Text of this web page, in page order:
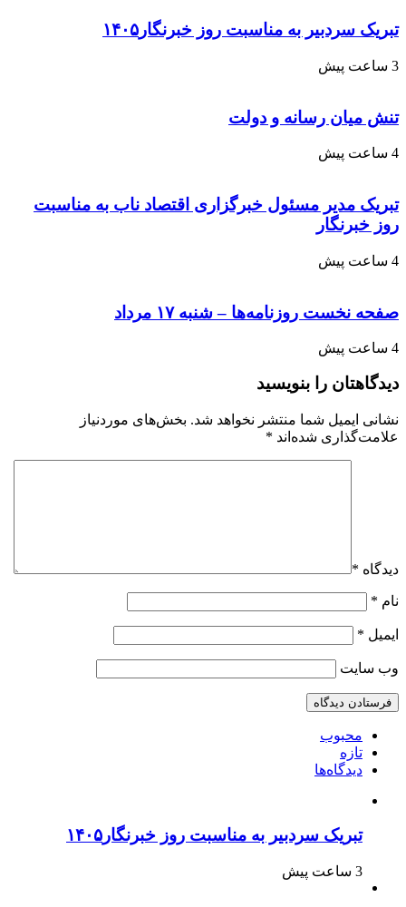
تبریک سردبیر به مناسبت روز خبرنگار۱۴۰۵
3 ساعت پیش
تنش میان رسانه و دولت
4 ساعت پیش
تبریک مدیر مسئول خبرگزاری اقتصاد ناب به مناسبت
روز خبرنگار
4 ساعت پیش
صفحه نخست روزنامه‌ها – شنبه ۱۷ مرداد
4 ساعت پیش
دیدگاهتان را بنویسید
نشانی ایمیل شما منتشر نخواهد شد. بخش‌های موردنیاز
علامت‌گذاری شده‌اند *
دیدگاه *
نام *
ایمیل *
وب‌ سایت
محبوب
تازه
دیدگاه‌ها
تبریک سردبیر به مناسبت روز خبرنگار۱۴۰۵
3 ساعت پیش